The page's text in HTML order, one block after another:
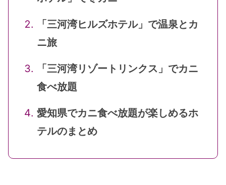
「三河湾ヒルズホテル」で温泉とカ
ニ旅
「三河湾リゾートリンクス」でカニ
食べ放題
愛知県でカニ食べ放題が楽しめるホ
テルのまとめ